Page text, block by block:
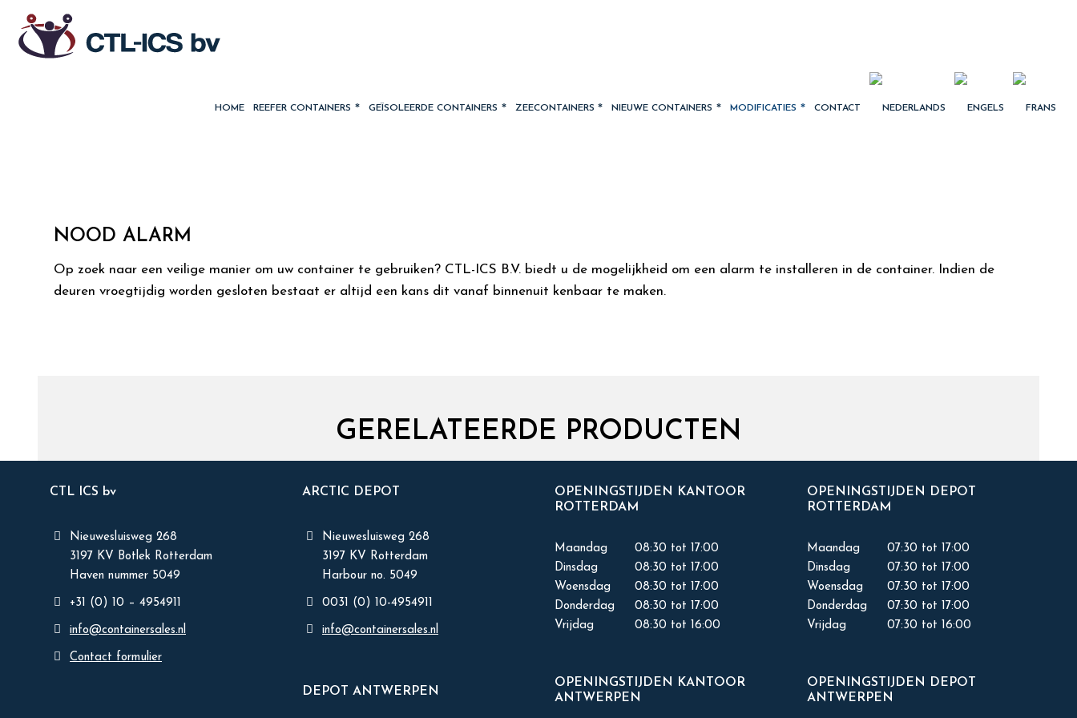
HOME REEFER CONTAINERS GEÏSOLEERDE CONTAINERS ZEECONTAINERS NIEUWE CONTAINERS MODIFICATIES CONTACT
NOOD ALARM
Op zoek naar een veilige manier om uw container te gebruiken? CTL-ICS B.V. biedt u de mogelijkheid om een alarm te installeren in de container. Indien de
deuren vroegtijdig worden gesloten bestaat er altijd een kans dit vanaf binnenuit kenbaar te maken.
GERELATEERDE PRODUCTEN
CTL ICS bv
Nieuwesluisweg 268
3197 KV Botlek Rotterdam
Haven nummer 5049
+31 (0) 10 – 4954911
info@containersales.nl
Contact formulier
ARCTIC DEPOT
Nieuwesluisweg 268
3197 KV Rotterdam
Harbour no. 5049
0031 (0) 10-4954911
info@containersales.nl
DEPOT ANTWERPEN
OPENINGSTIJDEN KANTOOR
ROTTERDAM
Maandag
08:30 tot 17:00
Dinsdag
08:30 tot 17:00
Woensdag
08:30 tot 17:00
Donderdag
08:30 tot 17:00
Vrijdag
08:30 tot 16:00
OPENINGSTIJDEN KANTOOR
ANTWERPEN
OPENINGSTIJDEN DEPOT
ROTTERDAM
Maandag
07:30 tot 17:00
Dinsdag
07:30 tot 17:00
Woensdag
07:30 tot 17:00
Donderdag
07:30 tot 17:00
Vrijdag
07:30 tot 16:00
OPENINGSTIJDEN DEPOT
ANTWERPEN